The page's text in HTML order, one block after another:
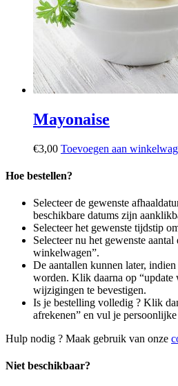
Mayonaise
€3,00 Toevoegen aan
Hoe bestellen?
Selecteer de gewenste
beschikbare datums zijn
Selecteer het gewenste tijdstip
Selecteer nu het gewenste
winkelwagen”.
De aantallen kunnen later,
worden. Klik daarna op “update
wijzigingen te bevestigen.
Is je bestelling volledig ? Klik
afrekenen” en vul je
Hulp nodig ? Maak gebruik van onze
Niet beschikbaar?